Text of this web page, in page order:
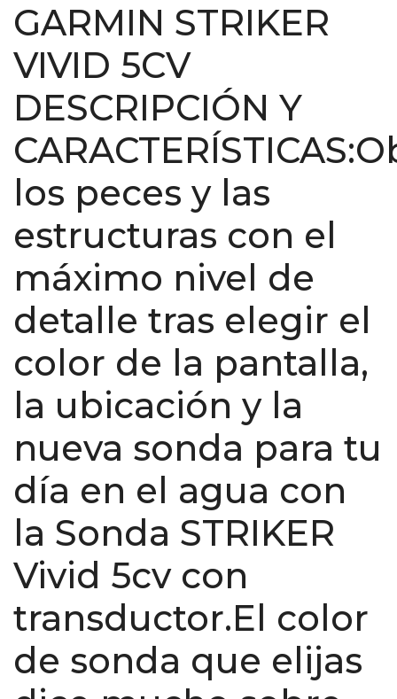
GARMIN STRIKER
VIVID 5CV
DESCRIPCIÓN Y
los peces y las
estructuras con el
máximo nivel de
detalle tras elegir el
color de la pantalla,
la ubicación y la
nueva sonda para tu
día en el agua con
la Sonda STRIKER
Vivid 5cv con
transductor.El color
de sonda que elijas